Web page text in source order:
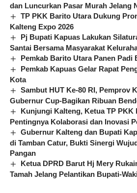
dan Luncurkan Pasar Murah Jelang
TP PKK Barito Utara Dukung
Kalteng Expo 2026
Pj Bupati Kapuas Lakukan
Santai Bersama Masyarakat
Pemkab Barito Utara Panen Padi
Pemkab Kapuas Gelar Rapat
Kota
Sambut HUT Ke-80 RI, Pemprov
Gubernur Cup-Bagikan Ribuan
Kunjungi Kalteng, Ketua TP PKK
Pentingnya Kolaborasi dan Inovasi
Gubernur Kalteng dan Bupati
di Tamban Catur, Bukti Sinergi
Pangan
Ketua DPRD Barut Hj Mery
Tamah Jelang Pelantikan Bupati-